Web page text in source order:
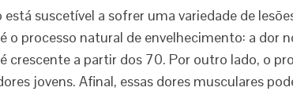
suscetível a sofrer uma variedade de
o processo natural de envelhecimento: a dor
crescente a partir dos 70. Por outro lado, o
jovens. Afinal, essas dores musculares